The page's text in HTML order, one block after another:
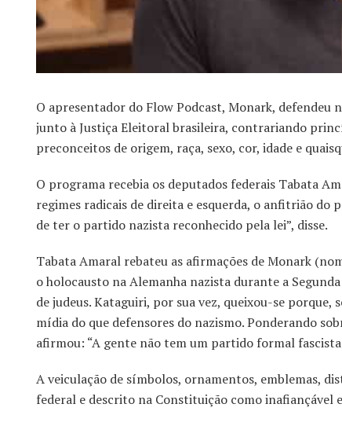
O apresentador do Flow Podcast, Monark, defendeu
junto à Justiça Eleitoral brasileira, contrariando
preconceitos de origem, raça, sexo, cor, idade e
O programa recebia os deputados federais Tabata
regimes radicais de direita e esquerda, o anfitrião do
de ter o partido nazista reconhecido pela lei”, disse.
Tabata Amaral rebateu as afirmações de Monark
o holocausto na Alemanha nazista durante a
de judeus. Kataguiri, por sua vez, queixou-se
mídia do que defensores do nazismo. Ponderando
afirmou: “A gente não tem um partido formal
A veiculação de símbolos, ornamentos, emblemas,
federal e descrito na Constituição como inafiançável